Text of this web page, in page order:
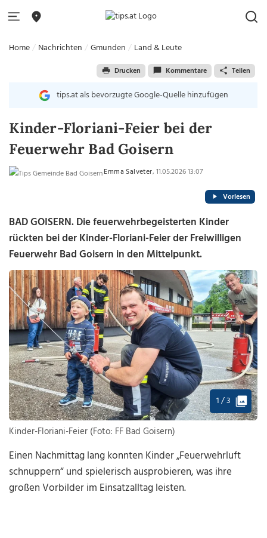
Home Nachrichten Gmunden Land & Leute
Drucken Kommentare Teilen
tips.at als bevorzugte Google-Quelle hinzufügen
Kinder-Floriani-Feier bei der
Feuerwehr Bad Goisern
Emma Salveter, 11.05.2026 13:07
Vorlesen
BAD GOISERN. Die feuerwehrbegeisterten Kinder
rückten bei der Kinder-Floriani-Feier der Freiwilligen
Feuerwehr Bad Goisern in den Mittelpunkt.
1 / 3
Kinder-Floriani-Feier (Foto: FF Bad Goisern)
Einen Nachmittag lang konnten Kinder „Feuerwehrluft
schnuppern“ und spielerisch ausprobieren, was ihre
großen Vorbilder im Einsatzalltag leisten.